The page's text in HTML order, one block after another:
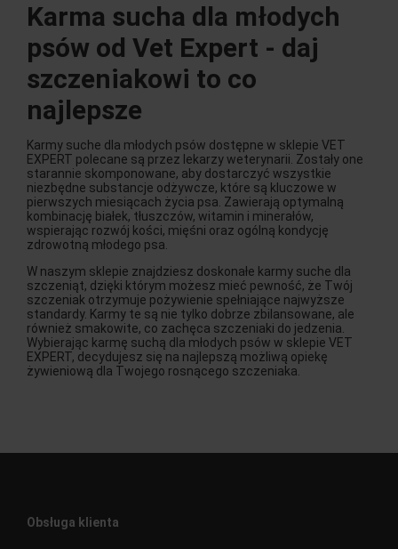
Karma sucha dla młodych
psów od Vet Expert - daj
szczeniakowi to co
najlepsze
Karmy suche dla młodych psów dostępne w sklepie VET
EXPERT polecane są przez lekarzy weterynarii. Zostały one
starannie skomponowane, aby dostarczyć wszystkie
niezbędne substancje odżywcze, które są kluczowe w
pierwszych miesiącach życia psa. Zawierają optymalną
kombinację białek, tłuszczów, witamin i minerałów,
wspierając rozwój kości, mięśni oraz ogólną kondycję
zdrowotną młodego psa.
W naszym sklepie znajdziesz doskonałe karmy suche dla
szczeniąt, dzięki którym możesz mieć pewność, że Twój
szczeniak otrzymuje pożywienie spełniające najwyższe
standardy. Karmy te są nie tylko dobrze zbilansowane, ale
również smakowite, co zachęca szczeniaki do jedzenia.
Wybierając karmę suchą dla młodych psów w sklepie VET
EXPERT, decydujesz się na najlepszą możliwą opiekę
żywieniową dla Twojego rosnącego szczeniaka.
Obsługa klienta